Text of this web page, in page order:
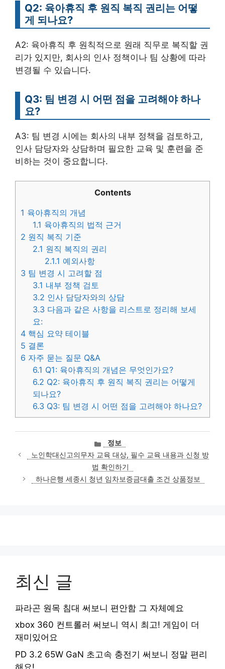
Q2: 육아휴직 후 원직 복직 권리는 어떻
게 되나요?
A2: 육아휴직 후 원칙적으로 원래 직무로 복직할 권
리가 있지만, 회사의 인사 정책이나 팀 상황에 따라
변경될 수 있습니다.
Q3: 팀 변경 시 어떤 점을 고려해야 하나
요?
A3: 팀 변경 시에는 회사의 내부 정책을 검토하고,
인사 담당자와 상담하며 필요한 교육 및 훈련을 준
비하는 것이 중요합니다.
Contents
1 육아휴직의 개념
1.1 육아휴직의 법적 근거
2 원직 복직 기준
2.1 원직 복직의 권리
2.1.1 예외사항
3 팀 변경 시 고려할 점
3.1 내부 정책 검토
3.2 인사 담당자와의 상담
3.3 다음과 같은 사항을 리스트로 정리해 보세
요:
4 핵심 요약 테이블
5 결론
6 자주 묻는 질문 Q&A
6.1 Q1: 육아휴직의 개념은 무엇인가요?
6.2 Q2: 육아휴직 후 원직 복직 권리는 어떻게
되나요?
6.3 Q3: 팀 변경 시 어떤 점을 고려해야 하나요?
카
테
고
리
정보
노인학대신고의무자 교육 대상, 필수 교육 내용과 신청 방
법 확인하기
하나은행 세종시 청년 임차보증금대출 조건 상품정보
최신 글
파라곤 원목 침대 써보니 편안함 그 자체예요
xbox 360 컨트롤러 써보니 역시 최고! 게임이 더
재미있어요
PD 3.2 65W GaN 초고속 충전기 써보니 정말 편리
해요!